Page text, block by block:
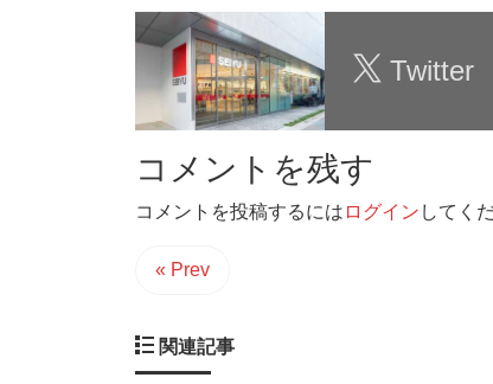
Twitter
コメントを残す
コメントを投稿するには ログイン してく
« Prev
関連記事